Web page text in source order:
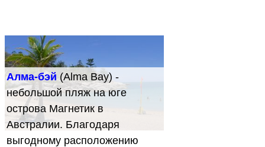
Алма-бэй(Alma Bay) -
небольшой пляж на юге
острова Магнетик в
Австралии. Благодаря
выгодному расположению